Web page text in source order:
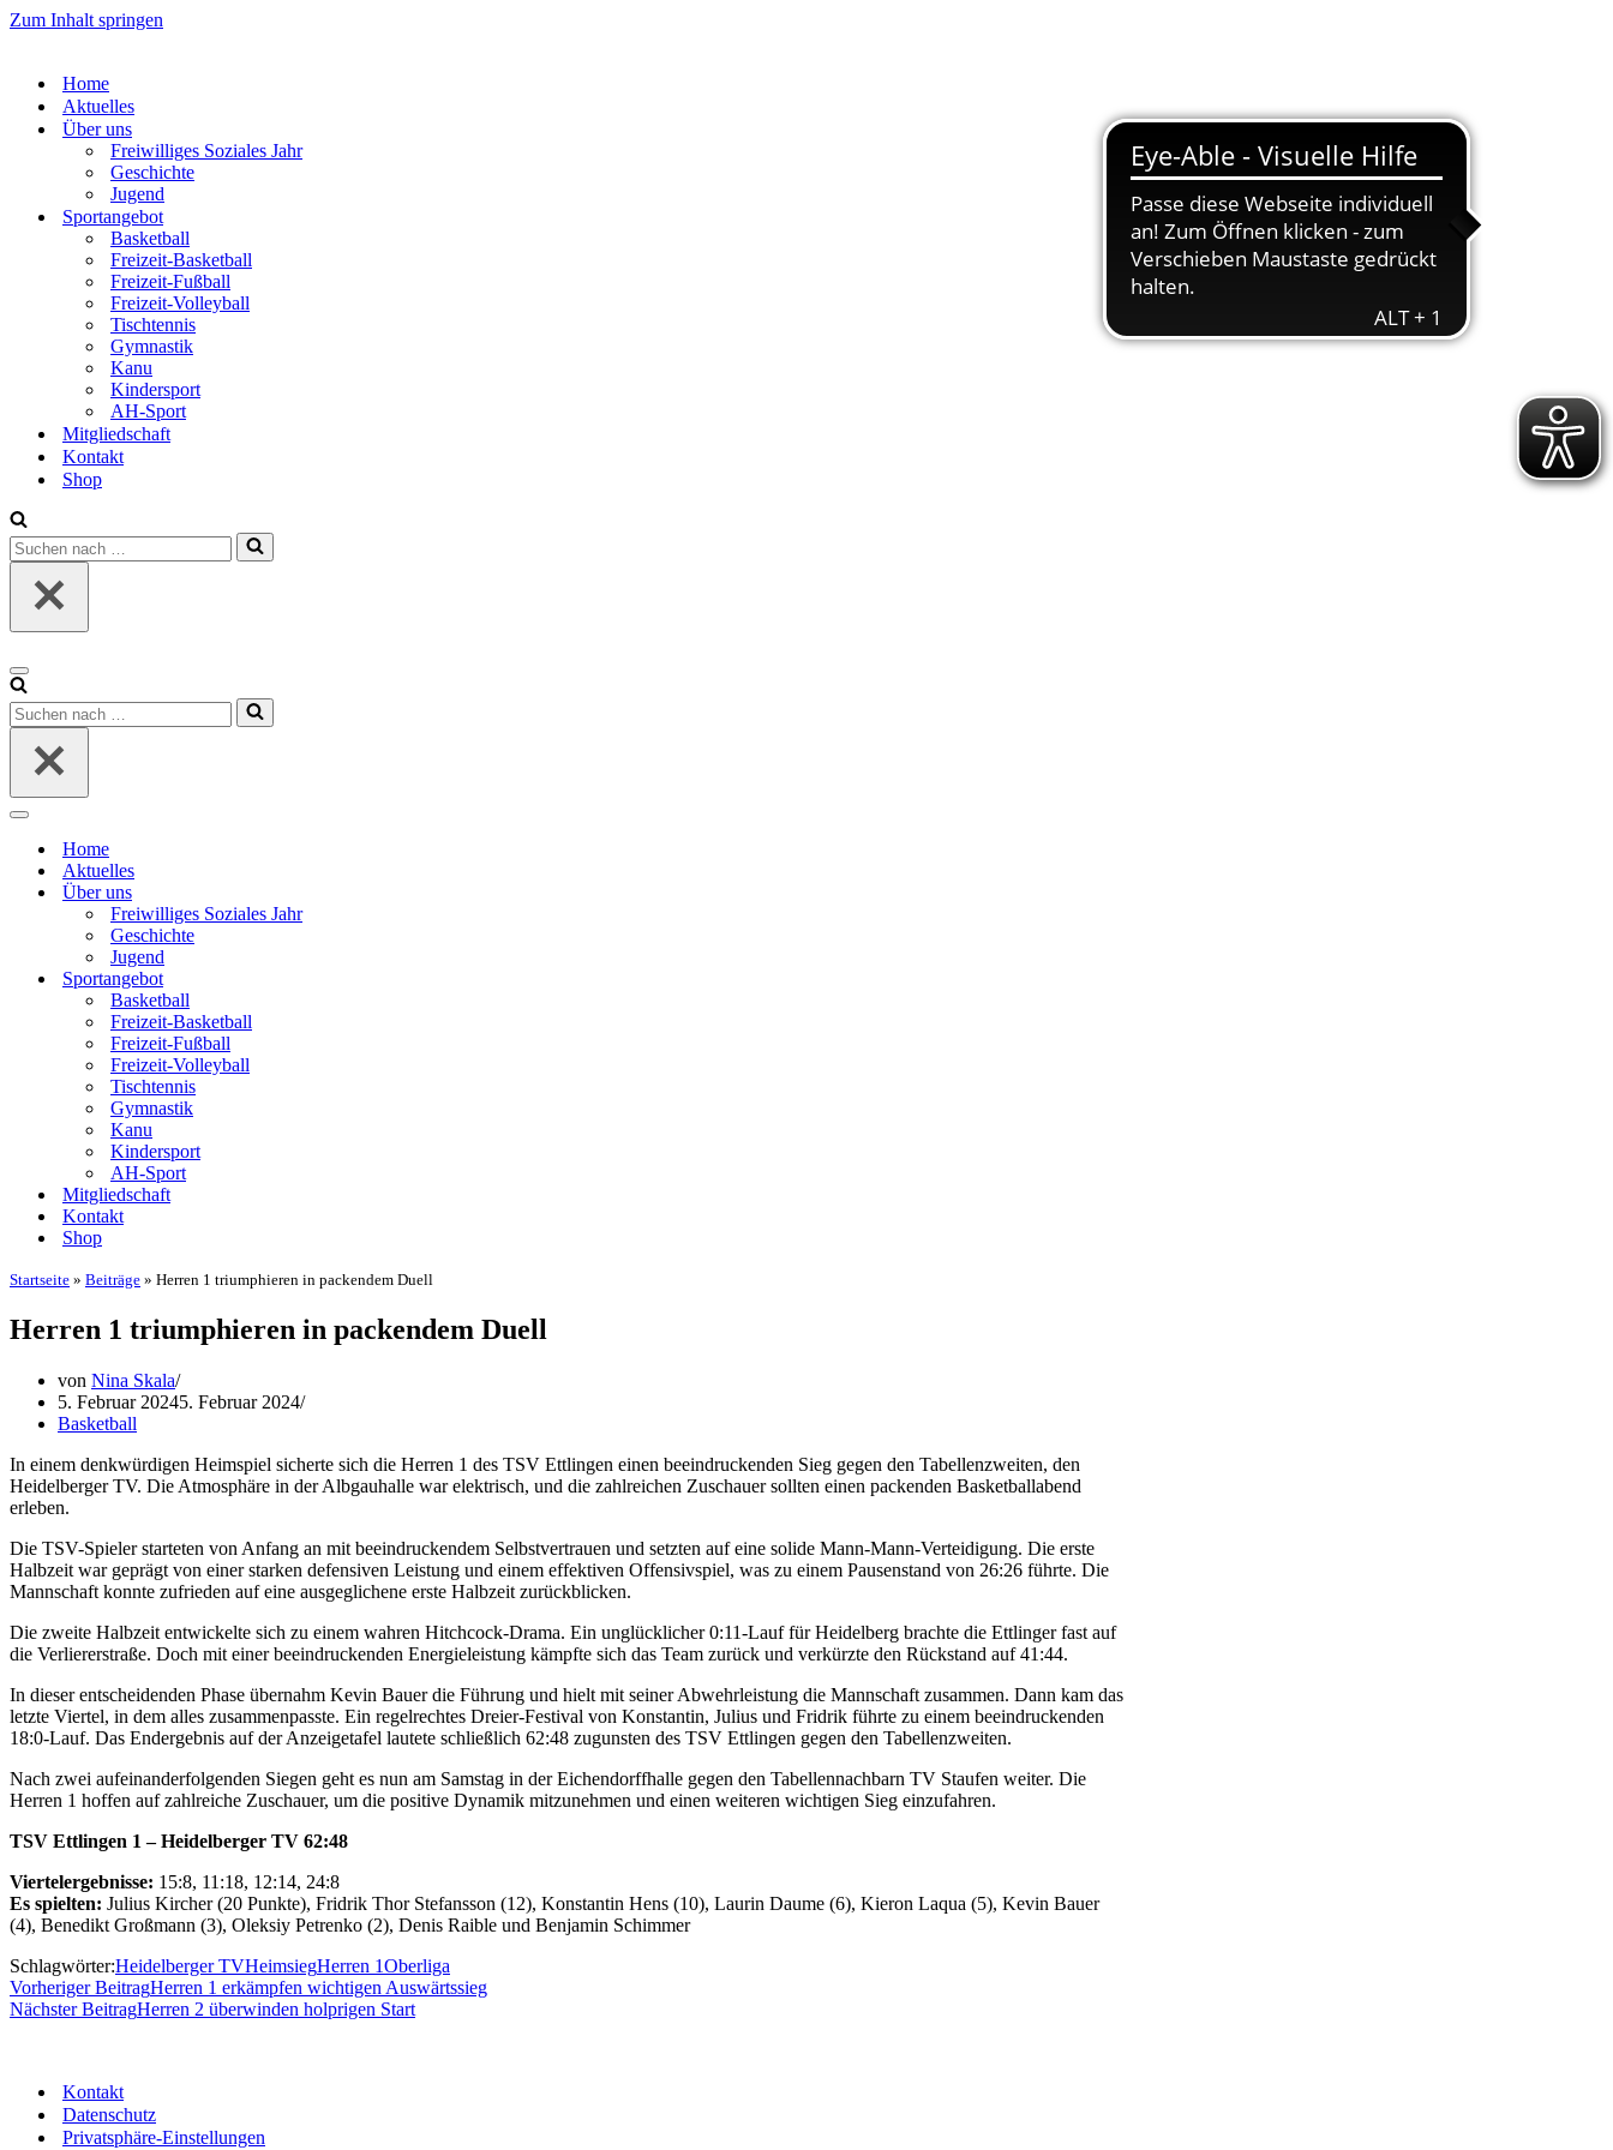
Zum Inhalt springen
Home
Aktuelles
Über uns
Freiwilliges Soziales Jahr
Geschichte
Jugend
Sportangebot
Basketball
Freizeit-Basketball
Freizeit-Fußball
Freizeit-Volleyball
Tischtennis
Gymnastik
Kanu
Kindersport
AH-Sport
Mitgliedschaft
Kontakt
Shop
Suchen
nach …
Navigationsmenü
Suchen
nach …
Navigationsmenü
Home
Aktuelles
Über uns
Freiwilliges Soziales Jahr
Geschichte
Jugend
Sportangebot
Basketball
Freizeit-Basketball
Freizeit-Fußball
Freizeit-Volleyball
Tischtennis
Gymnastik
Kanu
Kindersport
AH-Sport
Mitgliedschaft
Kontakt
Shop
Startseite » Beiträge » Herren 1 triumphieren in packendem Duell
Herren 1 triumphieren in packendem Duell
von Nina Skala
5. Februar 20245. Februar 2024
Basketball
In einem denkwürdigen Heimspiel sicherte sich die Herren 1 des TSV Ettlingen einen beeindruckenden Sieg gegen den Tabellenzweiten, den
Heidelberger TV. Die Atmosphäre in der Albgauhalle war elektrisch, und die zahlreichen Zuschauer sollten einen packenden Basketballabend
erleben.
Die TSV-Spieler starteten von Anfang an mit beeindruckendem Selbstvertrauen und setzten auf eine solide Mann-Mann-Verteidigung. Die erste
Halbzeit war geprägt von einer starken defensiven Leistung und einem effektiven Offensivspiel, was zu einem Pausenstand von 26:26 führte. Die
Mannschaft konnte zufrieden auf eine ausgeglichene erste Halbzeit zurückblicken.
Die zweite Halbzeit entwickelte sich zu einem wahren Hitchcock-Drama. Ein unglücklicher 0:11-Lauf für Heidelberg brachte die Ettlinger fast auf
die Verliererstraße. Doch mit einer beeindruckenden Energieleistung kämpfte sich das Team zurück und verkürzte den Rückstand auf 41:44.
In dieser entscheidenden Phase übernahm Kevin Bauer die Führung und hielt mit seiner Abwehrleistung die Mannschaft zusammen. Dann kam das
letzte Viertel, in dem alles zusammenpasste. Ein regelrechtes Dreier-Festival von Konstantin, Julius und Fridrik führte zu einem beeindruckenden
18:0-Lauf. Das Endergebnis auf der Anzeigetafel lautete schließlich 62:48 zugunsten des TSV Ettlingen gegen den Tabellenzweiten.
Nach zwei aufeinanderfolgenden Siegen geht es nun am Samstag in der Eichendorffhalle gegen den Tabellennachbarn TV Staufen weiter. Die
Herren 1 hoffen auf zahlreiche Zuschauer, um die positive Dynamik mitzunehmen und einen weiteren wichtigen Sieg einzufahren.
TSV Ettlingen 1 – Heidelberger TV 62:48
Viertelergebnisse: 15:8, 11:18, 12:14, 24:8
Es spielten: Julius Kircher (20 Punkte), Fridrik Thor Stefansson (12), Konstantin Hens (10), Laurin Daume (6), Kieron Laqua (5), Kevin Bauer
(4), Benedikt Großmann (3), Oleksiy Petrenko (2), Denis Raible und Benjamin Schimmer
Schlagwörter:Heidelberger TVHeimsiegHerren 1Oberliga
Vorheriger BeitragHerren 1 erkämpfen wichtigen Auswärtssieg
Nächster BeitragHerren 2 überwinden holprigen Start
Kontakt
Datenschutz
Privatsphäre-Einstellungen